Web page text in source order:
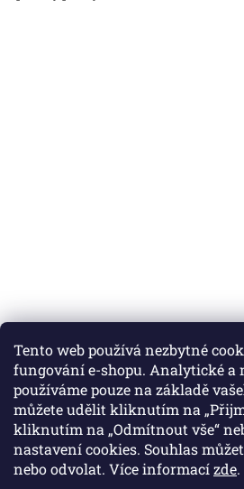
Tento web používá nezbytné
fungování e-shopu. Analytické a
používáme pouze na základě
můžete udělit kliknutím na
kliknutím na „Odmítnout vše“
nastavení cookies. Souhlas
nebo odvolat. Více informacízde.
Instagram